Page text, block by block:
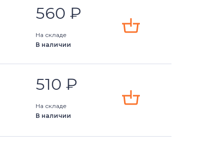
560 ₽
На складе
В наличии
510 ₽
На складе
В наличии